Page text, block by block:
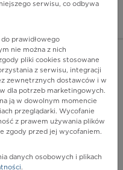
lider
Jakoba (A81.0†)
serwisu, co odbywa
prawidłowego
nie można z nich
pliki cookies stosowane
z serwisu, integracji
zewnętrznych dostawców i w
dla potrzeb marketingowych.
ją w dowolnym momencie
przeglądarki. Wycofanie
z prawem używania plików
zgody przed jej wycofaniem.
danych osobowych i plikach
.